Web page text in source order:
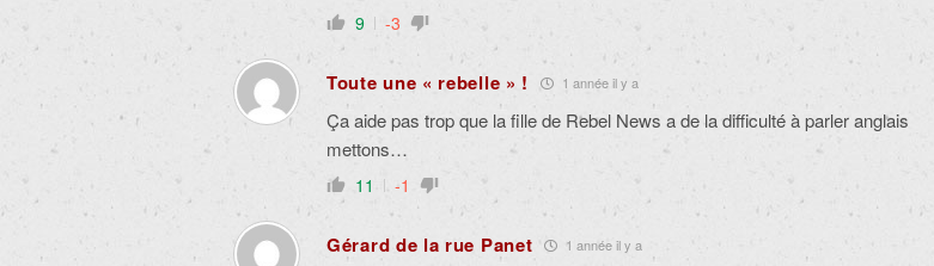
9 -3
Toute une « rebelle » ! 1 année il y a
Ça aide pas trop que la fille de Rebel News a de la difficulté à parler anglais
mettons…
11 -1
Gérard de la rue Panet 1 année il y a